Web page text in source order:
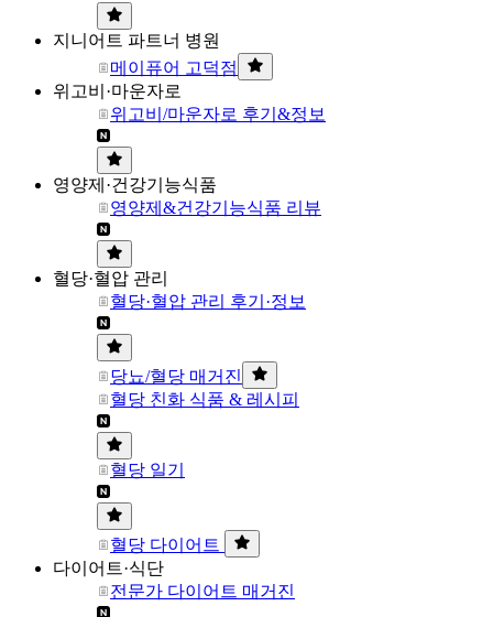
지니어트 파트너 병원
메이퓨어 고덕점
위고비·마운자로
위고비/마운자로 후기&정보
영양제·건강기능식품
영양제&건강기능식품 리뷰
혈당·혈압 관리
혈당·혈압 관리 후기·정보
당뇨/혈당 매거진
혈당 친화 식품 & 레시피
혈당 일기
혈당 다이어트
다이어트·식단
전문가 다이어트 매거진